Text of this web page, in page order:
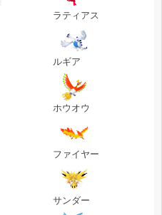
ラティアス
ルギア
ホウオウ
ファイヤー
サンダー